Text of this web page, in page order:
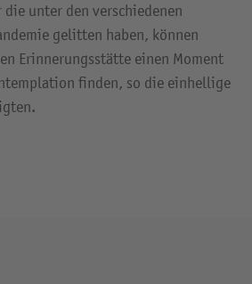
unter den verschiedenen
gelitten haben, können
Erinnerungsstätte einen Moment
finden, so die einhellige